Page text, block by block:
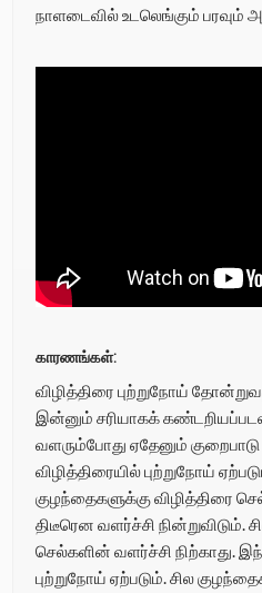
நாளடைவில் உடலெங்கும் பரவும்
காரணங்கள்:
விழித்திரை புற்றுநோய்
இன்னும் சரியாகக்
வளரும்போது ஏதேனும் குறைபாடு
விழித்திரையில் புற்றுநோய்
குழந்தைகளுக்கு விழித்திரை
திடீரென வளர்ச்சி நின்றுவிடும்.
செல்களின் வளர்ச்சி நிற்காது.
புற்றுநோய் ஏற்படும். சில